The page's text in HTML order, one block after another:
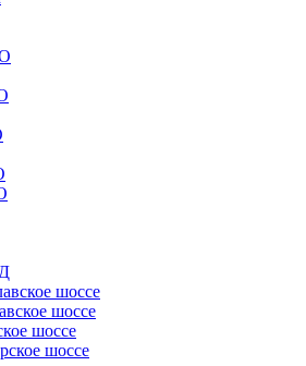
шоссе
шоссе
шоссе
шоссе